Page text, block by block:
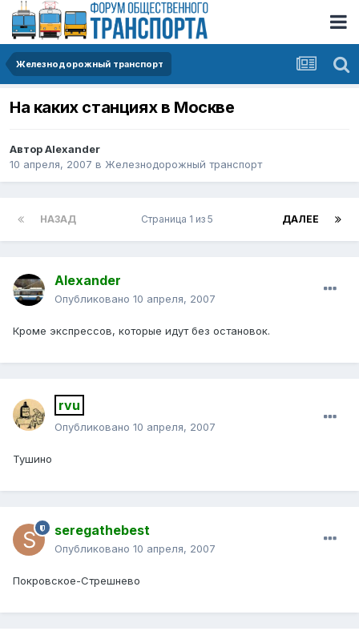
Железнодорожный транспорт
На каких станциях в Москве
АвторAlexander
10 апреля, 2007 в Железнодорожный транспорт
НАЗАД ДАЛЕЕ
Страница 1 из 5
Alexander
Опубликовано 10 апреля, 2007
Кроме экспрессов, которые идут без остановок.
rvu
Опубликовано 10 апреля, 2007
Тушино
seregathebest
Опубликовано 10 апреля, 2007
Покровское-Стрешнево